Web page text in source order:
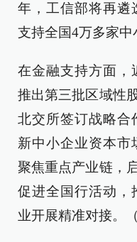
年，工信部将再遴
支持全国4万多家中
在金融支持方面，
推出第三批区域性
北交所签订战略合
新中小企业资本市
聚焦重点产业链，
促进全国行活动，
业开展精准对接。